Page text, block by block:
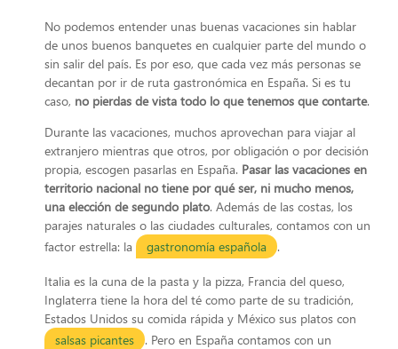
No podemos entender unas buenas vacaciones sin hablar
de unos buenos banquetes en cualquier parte del mundo o
sin salir del país. Es por eso, que cada vez más personas se
decantan por ir de ruta gastronómica en España. Si es tu
caso, no pierdas de vista todo lo que tenemos que contarte.
Durante las vacaciones, muchos aprovechan para viajar al
extranjero mientras que otros, por obligación o por decisión
propia, escogen pasarlas en España. Pasar las vacaciones en
territorio nacional no tiene por qué ser, ni mucho menos,
una elección de segundo plato. Además de las costas, los
parajes naturales o las ciudades culturales, contamos con un
factor estrella: la
gastronomía española .
Italia es la cuna de la pasta y la pizza, Francia del queso,
Inglaterra tiene la hora del té como parte de su tradición,
Estados Unidos su comida rápida y México sus platos con
salsas picantes
. Pero en España contamos con un